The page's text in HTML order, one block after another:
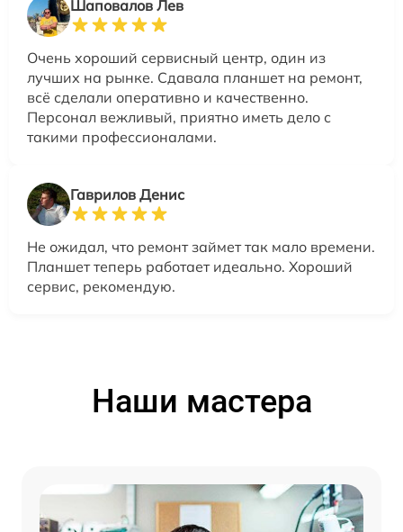
Шаповалов Лев
Очень хороший сервисный центр, один из
лучших на рынке. Сдавала планшет на ремонт,
всё сделали оперативно и качественно.
Персонал вежливый, приятно иметь дело с
такими профессионалами.
Гаврилов Денис
Не ожидал, что ремонт займет так мало времени.
Планшет теперь работает идеально. Хороший
сервис, рекомендую.
Наши мастера